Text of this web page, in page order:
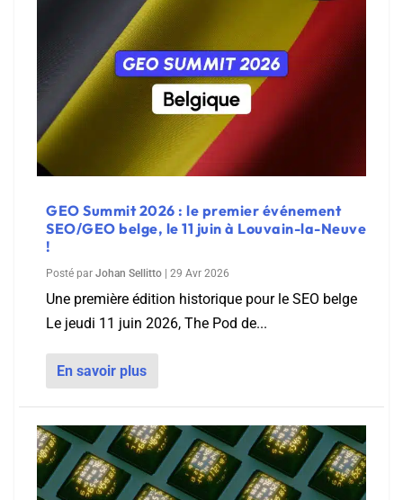
GEO Summit 2026 : le premier événement
SEO/GEO belge, le 11 juin à Louvain-la-Neuve
!
Posté par Johan Sellitto | 29 Avr 2026
Une première édition historique pour le SEO belge
Le jeudi 11 juin 2026, The Pod de...
En savoir plus